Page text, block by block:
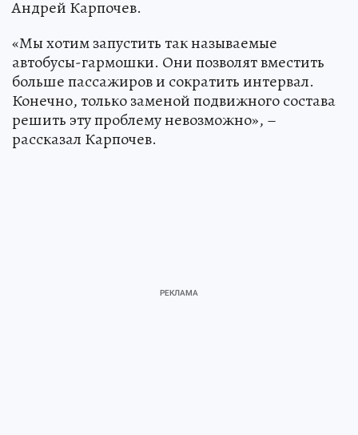
Андрей Карпочев.
«Мы хотим запустить так называемые
автобусы-гармошки. Они позволят вместить
больше пассажиров и сократить интервал.
Конечно, только заменой подвижного состава
решить эту проблему невозможно», –
рассказал Карпочев.